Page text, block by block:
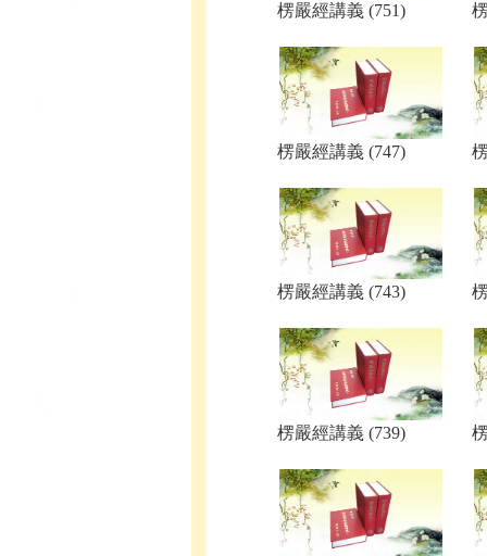
楞嚴經講義 (751)
楞嚴經講義 (747)
楞嚴經講義 (743)
楞嚴經講義 (739)